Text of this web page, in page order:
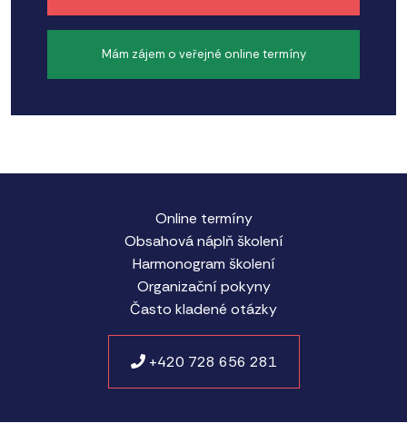
Mám zájem o veřejné online termíny
Online termíny
Obsahová náplň školení
Harmonogram školení
Organizační pokyny
Často kladené otázky
+420 728 656 281